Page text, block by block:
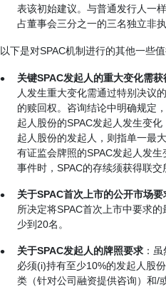
表该初始建议。与普通发行人一
占董事会三分之一的三名独立非
以下是对SPAC机制进行的其他一些
关键SPAC发起人的重大变化需获
人发生重大变化需通过特别决议
的赎回权。咨询结论中明确规定
起人股份的SPAC发起人发生变
起人股份的发起人，则指单一最
有证监会牌照的SPAC发起人发
事件时，SPAC的存续须获得联交
关于SPAC首次上市的公开市场要
所决定将SPAC首次上市中要求
少到20名。
关于SPAC发起人的牌照要求 ：
必须(i)持有至少10%的发起人股
类（针对公司融资提供咨询）和/